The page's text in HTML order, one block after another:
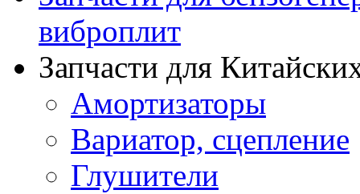
виброплит
Запчасти для
Амортизаторы
Вариатор, сцепление
Глушители